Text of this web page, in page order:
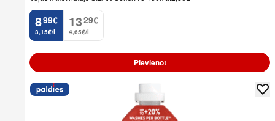
8
. 99€
3,15€/l
13
. 29€
4,65€/l
Pievienot